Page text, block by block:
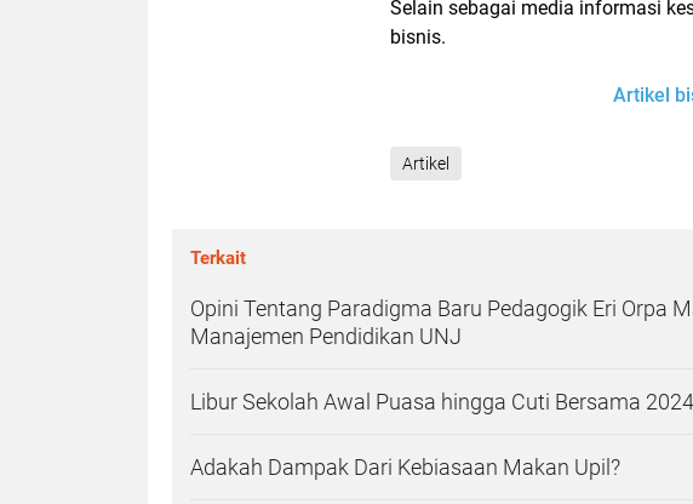
Selain sebagai media informasi
bisnis.
Artikel
Artikel
Terkait
Opini Tentang Paradigma Baru Pedagogik Eri Orpa
Manajemen Pendidikan UNJ
Libur Sekolah Awal Puasa hingga Cuti Bersama
Adakah Dampak Dari Kebiasaan Makan Upil?